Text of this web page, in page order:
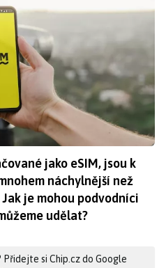
jako eSIM, jsou k
náchylnější než
je mohou podvodníci
udělat?
si Chip.cz do Google